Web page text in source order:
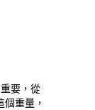
要，從
重量，